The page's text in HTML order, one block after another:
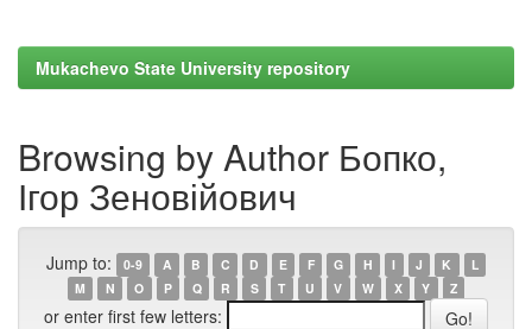
Mukachevo State University repository
Browsing by Author Бопко,
Ігор Зеновійович
Jump to: 0-9 A B C D E F G H I J K
L
M
N O P Q R S T U V W X Y Z
or enter first few letters: